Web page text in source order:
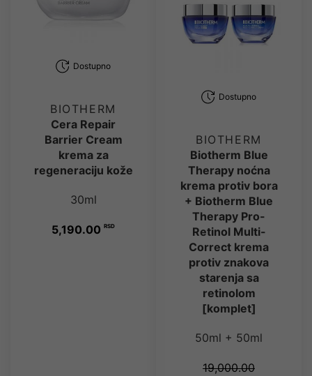
Dostupno
BIOTHERM
Cera Repair
Barrier Cream
krema za
regeneraciju kože
30ml
5,190.00 RSD
Dostupno
BIOTHERM
Biotherm Blue
Therapy noćna
krema protiv bora
+ Biotherm Blue
Therapy Pro-
Retinol Multi-
Correct krema
protiv znakova
starenja sa
retinolom
[komplet]
50ml + 50ml
19,000.00